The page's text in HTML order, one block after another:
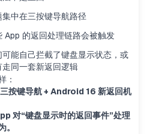
集中在三按键导航路径
App 的返回处理链路会被触发
可能自己拦截了键盘显示状态，或
走同一套新返回逻辑
：
按键导航 + Android 16 新返回机
对“键盘显示时的返回事件”处理
。